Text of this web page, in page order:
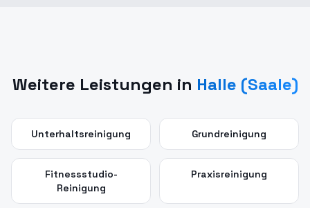
Weitere Leistungen in Halle (Saale)
Unterhaltsreinigung Grundreinigung
Fitnessstudio-
Reinigung
Praxisreinigung